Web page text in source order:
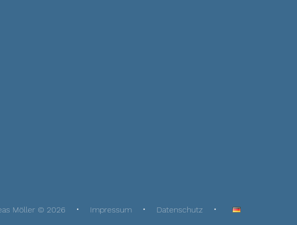
Möller © 2026 Impressum Datenschutz